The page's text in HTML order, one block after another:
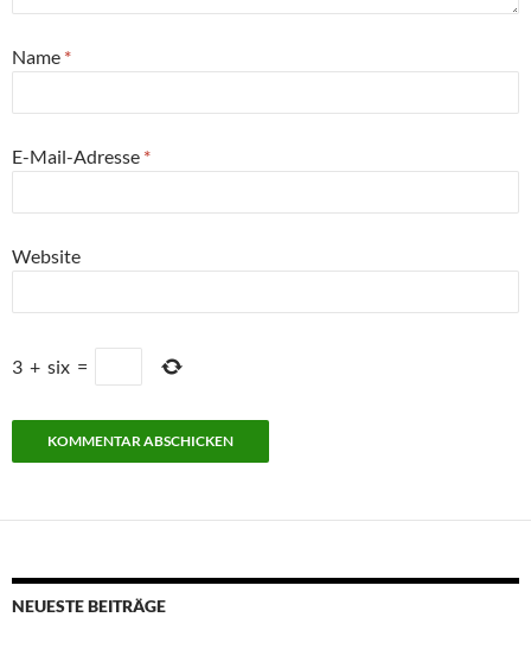
Name *
E-Mail-Adresse *
Website
3 + six =
NEUESTE BEITRÄGE